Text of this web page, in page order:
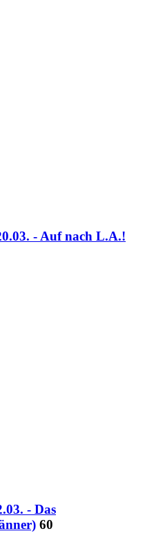
- Auf nach L.A.!
- Das
60